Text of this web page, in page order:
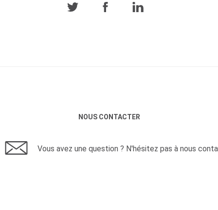
NOUS CONTACTER
Vous avez une question ? N'hésitez pas à nous